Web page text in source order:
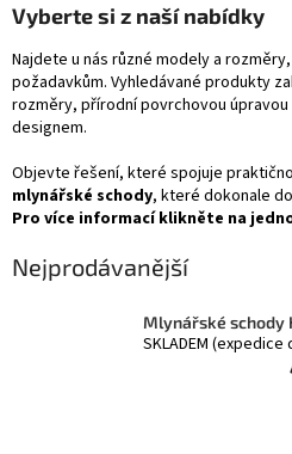
Vyberte si z naší nabídky
Najdete u nás různé modely a
požadavkům. Vyhledávané produkty
rozměry, přírodní povrchovou
designem.
Objevte řešení, které spojuje
mlynářské schody, které dokonale
Pro více informací klikněte na
Nejprodávanější
Mlynářské schody
SKLADEM (expedice